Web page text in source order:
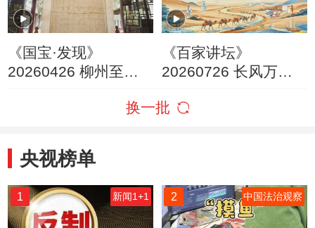
《国宝·发现》
20260426 柳州至宝
《百家讲坛》
20260726 长风万里 5
换一批
央视榜单
1 新闻1+1 2 中国法治观察